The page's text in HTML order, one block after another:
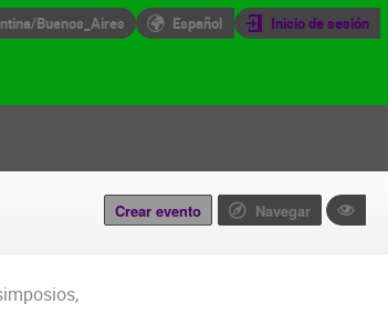
Buenos_Aires Español Inicio de sesión
Crear evento Navegar